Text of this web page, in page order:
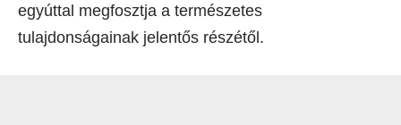
egyúttal megfosztja a természetes
tulajdonságainak jelentős részétől.